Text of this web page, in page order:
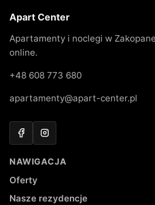
Apart Center
Apartamenty i noclegi w
online.
+48 608 773 680
apartamenty@apart-center.pl
FacebookInstagram
NAWIGACJA
Oferty
Nasze rezydencje